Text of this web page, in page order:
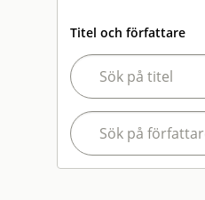
Titel och författare